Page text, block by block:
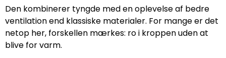
Den kombinerer tyngde med en oplevelse af bedre
ventilation end klassiske materialer. For mange er det
netop her, forskellen mærkes: ro i kroppen uden at
blive for varm.